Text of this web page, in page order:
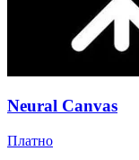
Neural Canvas
Платно